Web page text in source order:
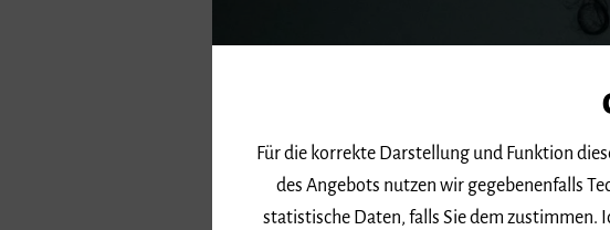
Für die korrekte Darstellung und Funktion
des Angebots nutzen wir gegebenenfalls
statistische Daten, falls Sie dem zustimmen.